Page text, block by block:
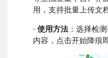
用，支持批量上传文
· 使用方法：选择检
内容，点击开始降痕